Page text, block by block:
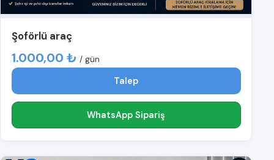
Şoförlü araç
1.000,00 ₺ / gün
Talep
WhatsApp Sipariş